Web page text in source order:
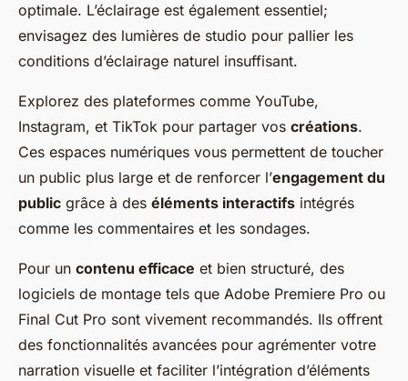
optimale. L’éclairage est également essentiel;
envisagez des lumières de studio pour pallier les
conditions d’éclairage naturel insuffisant.
Explorez des plateformes comme YouTube,
Instagram, et TikTok pour partager vos créations.
Ces espaces numériques vous permettent de toucher
un public plus large et de renforcer l’engagement du
public grâce à des éléments interactifs intégrés
comme les commentaires et les sondages.
Pour un contenu efficace et bien structuré, des
logiciels de montage tels que Adobe Premiere Pro ou
Final Cut Pro sont vivement recommandés. Ils offrent
des fonctionnalités avancées pour agrémenter votre
narration visuelle et faciliter l’intégration d’éléments